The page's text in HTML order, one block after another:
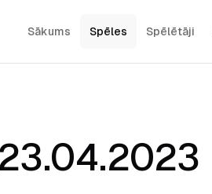
Sākums Spēles Spēlētāji